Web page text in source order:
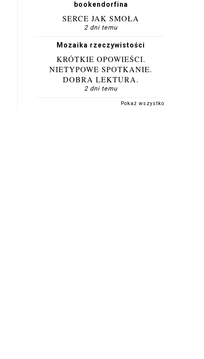
bookendorfina
SERCE JAK SMOŁA
2 dni temu
Mozaika rzeczywistości
KRÓTKIE OPOWIEŚCI.
NIETYPOWE SPOTKANIE.
DOBRA LEKTURA.
2 dni temu
Pokaż wszystko